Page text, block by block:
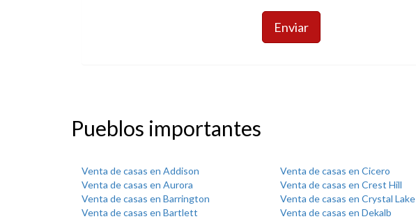
Enviar
Pueblos importantes
Venta de casas en Addison
Venta de casas en Aurora
Venta de casas en Barrington
Venta de casas en Bartlett
Venta de casas en Cicero
Venta de casas en Crest Hill
Venta de casas en Crystal Lake
Venta de casas en Dekalb